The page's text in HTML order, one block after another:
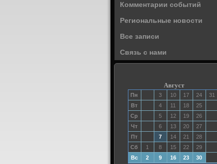
Комментарии событий
Региональные новости
Все записи
Связь с нами
Август
Пн 3 10 17 24
31
Вт
4 11 18
25
Ср
5 12 19
26
Чт
6 13 20
27
Пт
7 14 21
28
Сб
1 8 15 22
29
Вс
2 9 16 23 30